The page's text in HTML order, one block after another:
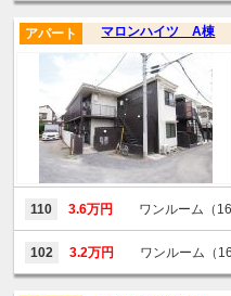
マロンハイツ A棟
アパート
110 3.6万円 ワンルーム（
102 3.2万円 ワンルーム（